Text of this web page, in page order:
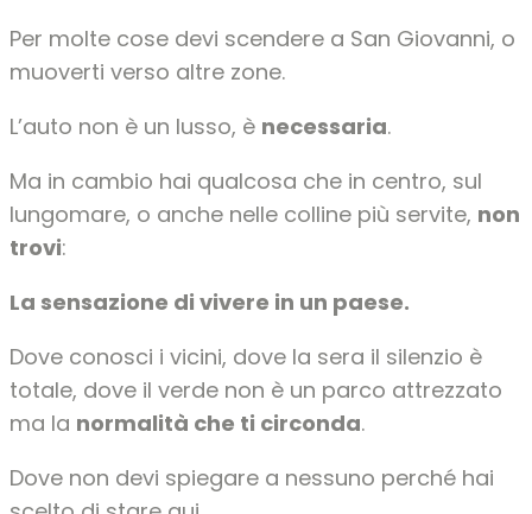
Per molte cose devi scendere a San Giovanni, o
muoverti verso altre zone.
L’auto non è un lusso, è necessaria.
Ma in cambio hai qualcosa che in centro, sul
lungomare, o anche nelle colline più servite, non
trovi:
La sensazione di vivere in un paese.
Dove conosci i vicini, dove la sera il silenzio è
totale, dove il verde non è un parco attrezzato
ma la normalità che ti circonda.
Dove non devi spiegare a nessuno perché hai